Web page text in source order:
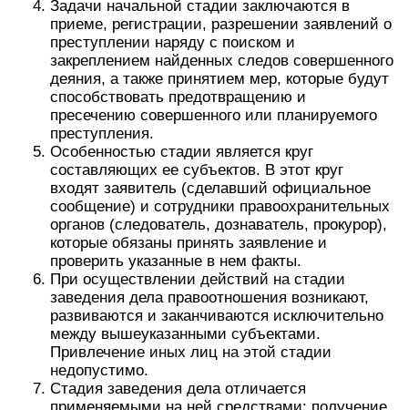
Задачи начальной стадии заключаются в
приеме, регистрации, разрешении заявлений о
преступлении наряду с поиском и
закреплением найденных следов совершенного
деяния, а также принятием мер, которые будут
способствовать предотвращению и
пресечению совершенного или планируемого
преступления.
Особенностью стадии является круг
составляющих ее субъектов. В этот круг
входят заявитель (сделавший официальное
сообщение) и сотрудники правоохранительных
органов (следователь, дознаватель, прокурор),
которые обязаны принять заявление и
проверить указанные в нем факты.
При осуществлении действий на стадии
заведения дела правоотношения возникают,
развиваются и заканчиваются исключительно
между вышеуказанными субъектами.
Привлечение иных лиц на этой стадии
недопустимо.
Стадия заведения дела отличается